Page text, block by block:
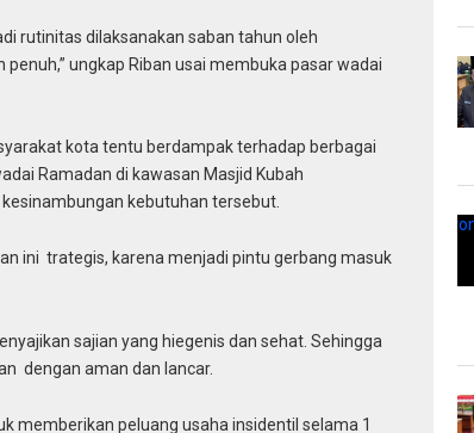
rutinitas dilaksanakan saban tahun oleh
ungkap Riban usai membuka pasar wadai
kota tentu berdampak terhadap berbagai
Ramadan di kawasan Masjid Kubah
kebutuhan tersebut.
ini trategis, karena menjadi pintu gerbang masuk
sajian yang hiegenis dan sehat. Sehingga
dengan aman dan lancar.
memberikan peluang usaha insidentil selama 1